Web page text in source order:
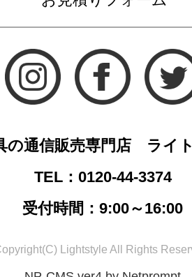
の通信販売専門店 ライ
TEL：0120-44-3374
受付時間：9:00～16:00
Lightstyle All Rights